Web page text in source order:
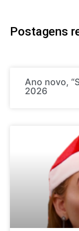
Postagens
Ano novo,
2026